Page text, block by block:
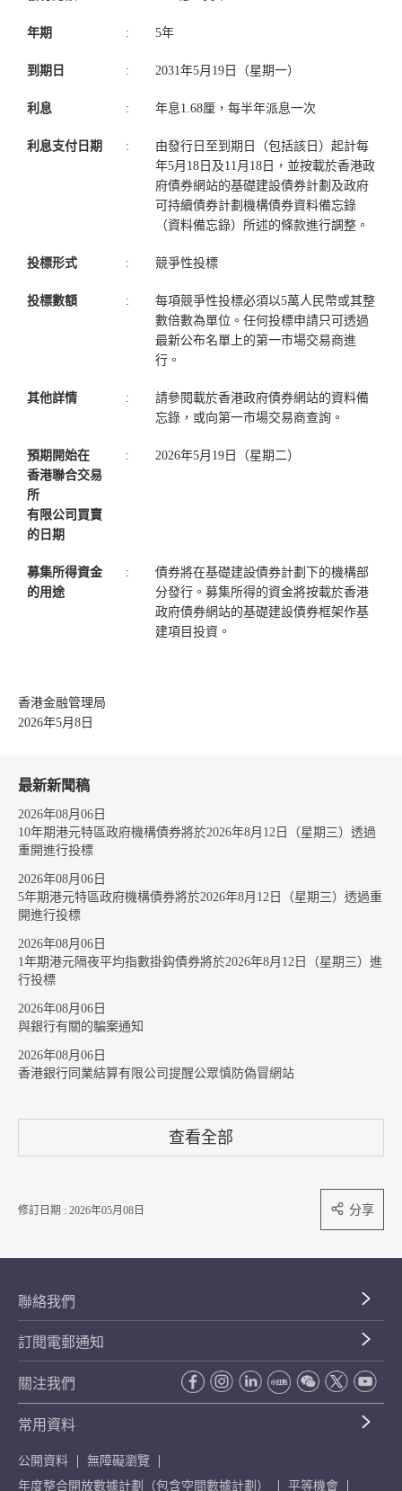
年期 : 5年
到期日 : 2031年5月19日（星期一）
利息 : 年息1.68厘，每半年派息一次
利息支付日期 :
由發行日至到期日（包括該日）起計每
年5月18日及11月18日，並按載於香港政
府債券網站的基礎建設債券計劃及政府
可持續債券計劃機構債券資料備忘錄
（資料備忘錄）所述的條款進行調整。
投標形式 : 競爭性投標
投標數額 :
每項競爭性投標必須以5萬人民幣或其整
數倍數為單位。任何投標申請只可透過
最新公布名單上的第一市場交易商進
行。
其他詳情 :
請參閱載於香港政府債券網站的資料備
忘錄，或向第一市場交易商查詢。
預期開始在
香港聯合交易
所
有限公司買賣
的日期
: 2026年5月19日（星期二）
募集所得資金
的用途
:
債券將在基礎建設債券計劃下的機構部
分發行。募集所得的資金將按載於香港
政府債券網站的基礎建設債券框架作基
建項目投資。
香港金融管理局
2026年5月8日
最新新聞稿
2026年08月06日
10年期港元特區政府機構債券將於2026年8月12日（星期三）透過
重開進行投標
2026年08月06日
5年期港元特區政府機構債券將於2026年8月12日（星期三）透過重
開進行投標
2026年08月06日
1年期港元隔夜平均指數掛鈎債券將於2026年8月12日（星期三）進
行投標
2026年08月06日
與銀行有關的騙案通知
2026年08月06日
香港銀行同業結算有限公司提醒公眾慎防偽冒網站
查看全部
修訂日期 : 2026年05月08日 分享
聯絡我們
訂閱電郵通知
關注我們
常用資料
公開資料
無障礙瀏覽
年度整合開放數據計劃（包含空間數據計劃）
平等機會